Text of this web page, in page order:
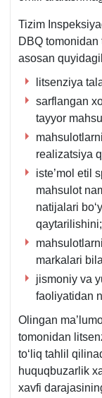
Tizim
DBQ tomonidan
asosan
litsenziya
sarflangan
tayyor
realizatsiya
iste’mol etil
mahsulot
natijalari
qaytarilishini;
markalari
jismoniy va
faoliyatidan
Olingan
tomonidan
toʻliq tahlil
huquqbuzarlik
хavfi